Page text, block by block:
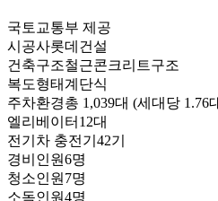
국토교통부 제공
시공사롯데건설
건축구조철근콘크리트구조
복도형태계단식
주차환경총 1,039대 (세대당 1.76
엘리베이터 12대
전기차 충전기 42기
경비인원6명
청소인원7명
소독인원4명